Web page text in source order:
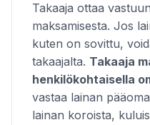
Takaaja ottaa
maksamisesta. Jos
kuten on sovittu,
takaajalta. Takaaja
henkilökohtaisella
vastaa lainan
lainan koroista,